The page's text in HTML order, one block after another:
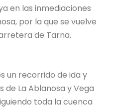
en las inmediaciones
por la que se vuelve
de Tarna.
un recorrido de ida y
La Ablanosa y Vega
toda la cuenca